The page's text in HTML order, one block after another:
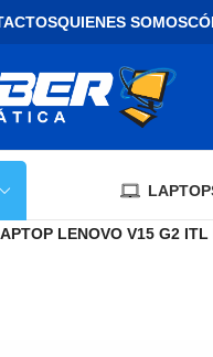
QUIENES SOMOS
LENOVO V15 G2